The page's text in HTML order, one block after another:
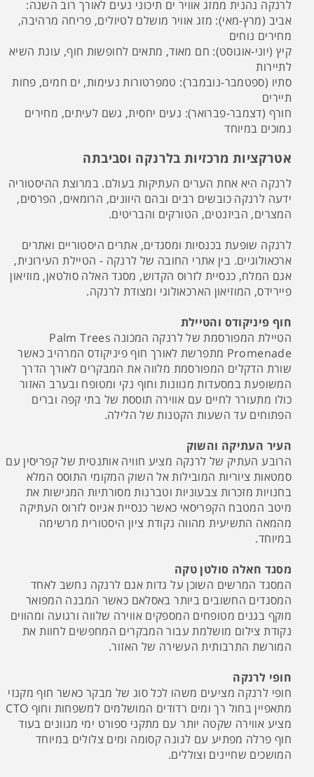
לרנקה נהנית ממזג אוויר ים תיכוני נעים לאורך רוב השנה:
אביב (מרץ-מאי): מזג אוויר מושלם לטיולים, פריחה מרהיבה,
מחירים נוחים
קיץ (יוני-אוגוסט): חם מאוד, מתאים לחופשות חוף, עונת השיא
לתיירות
סתיו (ספטמבר-נובמבר): טמפרטורות נעימות, ים חמים, פחות
תיירים
חורף (דצמבר-פברואר): נעים יחסית, גשם לעיתים, מחירים
נמוכים במיוחד
אטרקציות מרכזיות בלרנקה וסביבתה
לרנקה היא אחת הערים העתיקות בעולם. במרוצת ההיסטוריה
ידעה לרנקה כובשים רבים ובהם היוונים, הרומאים, הפרסים,
המצרים, הביזנטים, הטורקים והבריטים.
לרנקה שופעת בכנסיות ומסגדים, אתרים היסטוריים ואתרים
ארכאולוגיים. בין אתרי החובה של לרנקה - הטיילת העירונית,
אגם המלח, כנסיית לזרוס הקדוש, מסגד האלה סולטאן, מוזיאון
פיירידס, המוזיאון הארכאולוגי ומצודת לרנקה.
חוף פיניקודס והטיילת
הטיילת המפורסמת של לרנקה המכונה Palm Trees
Promenade מתפרשת לאורך חוף פיניקודס המרהיב כאשר
שורת הדקלים המפורסמת מלווה את המבקרים לאורך הדרך
המשופעת במסעדות מגוונות וחוף נקי ומטופח ובערב האזור
כולו מתעורר לחיים עם אווירה תוססת של בתי קפה וברים
הפתוחים עד השעות הקטנות של הלילה.
העיר העתיקה והשוק
הרובע העתיק של לרנקה מציע חוויה אותנטית של קפריסין עם
סמטאות ציוריות המובילות אל השוק המקומי התוסס המלא
בחנויות מזכרות צבעוניות וטברנות מסורתיות המגישות את
מיטב המטבח הקפריסאי כאשר כנסיית אגיוס לזרוס העתיקה
מהמאה התשיעית מהווה נקודת ציון היסטורית מרשימה
במיוחד.
מסגד חאלה סולטן טקה
המסגד המרשים השוכן על גדות אגם לרנקה נחשב לאחד
המסגדים החשובים ביותר באסלאם כאשר המבנה המפואר
מוקף בגנים מטופחים המספקים אווירה שלווה ורגועה ומהווים
נקודת צילום מושלמת עבור המבקרים המחפשים לחוות את
המורשת התרבותית העשירה של האזור.
חופי לרנקה
חופי לרנקה מציעים משהו לכל סוג של מבקר כאשר חוף מקנזי
מתאפיין בחול רך ומים רדודים המושלמים למשפחות וחוף CTO
מציע אווירה שקטה יותר עם מתקני ספורט ימי מגוונים בעוד
חוף פרלה מפתיע עם לגונה קסומה ומים צלולים במיוחד
המושכים שחיינים וצוללים.